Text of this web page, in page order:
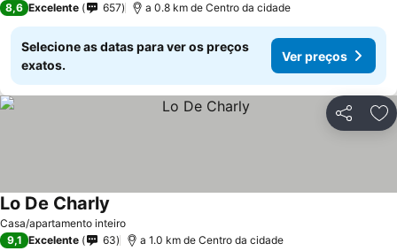
8,6 Excelente 657 a 0.8 km de Centro da cidade
Selecione as datas para ver os preços
exatos.
Ver preços
Partilhar
Casa/apartamento inteiro
Lo De Charly
9,1 Excelente 63 a 1.0 km de Centro da cidade